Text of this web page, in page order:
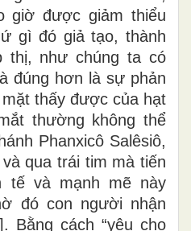
giờ được giảm thiểu
gì đó giả tạo, thành
thị, như chúng ta có
đúng hơn là sự phản
thấy được của hạt
thường không thể
Phanxicô Salêsiô,
qua trái tim mà tiến
tế và mạnh mẽ này
đó con người nhận
Bằng cách “yêu cho